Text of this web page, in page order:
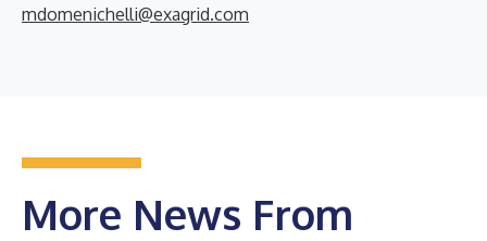
mdomenichelli@exagrid.com
More News From